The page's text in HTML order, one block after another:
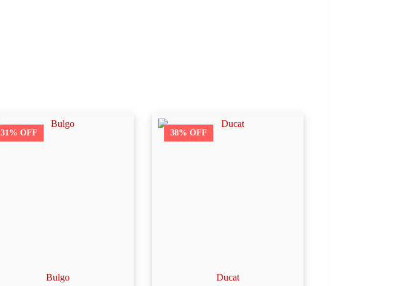
31% OFF
Bulgo
38% OFF
Ducat